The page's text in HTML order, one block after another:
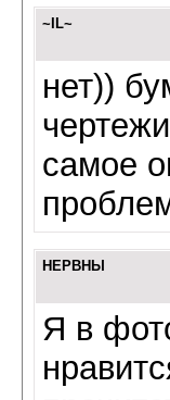
~IL~
нет))
самое
НЕРВНЫ
Я в